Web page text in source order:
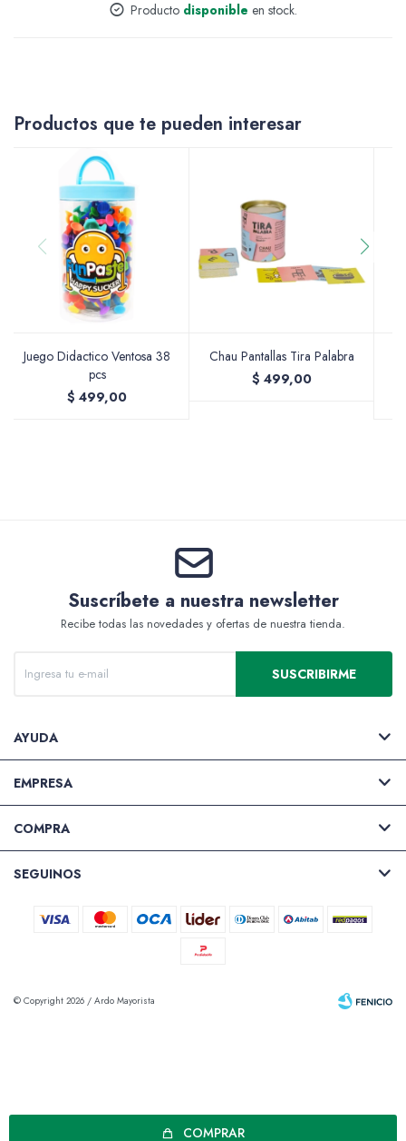
COMPRAR
Producto disponible en stock.
Productos que te pueden interesar
Juego Didactico Ventosa 38
pcs
$ 499,00
Chau Pantallas Tira Palabra
$ 499,00
Suscríbete a nuestra newsletter
Recibe todas las novedades y ofertas de nuestra tienda.
SUSCRIBIRME
AYUDA
EMPRESA
COMPRA
SEGUINOS
© Copyright 2026 / Ardo Mayorista
Pinturas
Soportes Artísticos
Pinceles
Valijas y atriles
Packs